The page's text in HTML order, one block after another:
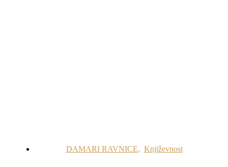
DAMARI RAVNICE, Književnost